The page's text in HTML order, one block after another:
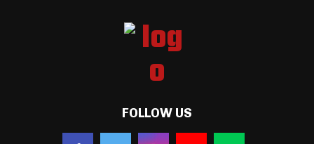
FOLLOW US